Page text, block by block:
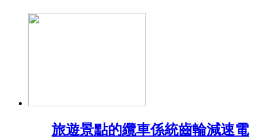
旅遊景點的纜車係統齒輪減速電